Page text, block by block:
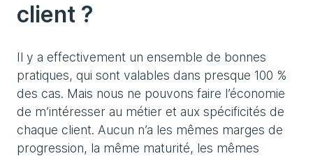
client ?
Il y a effectivement un ensemble de bonnes
pratiques, qui sont valables dans presque 100 %
des cas. Mais nous ne pouvons faire l’économie
de m’intéresser au métier et aux spécificités de
chaque client. Aucun n’a les mêmes marges de
progression, la même maturité, les mêmes